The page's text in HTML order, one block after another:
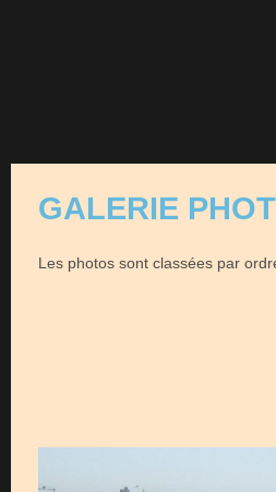
GALERIE
Les photos sont classées par